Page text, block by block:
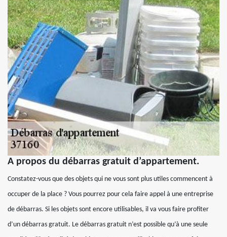
A propos du débarras gratuit d’appartement.
Constatez-vous que des objets qui ne vous sont plus utiles commencent à
occuper de la place ? Vous pourrez pour cela faire appel à une entreprise
de débarras. Si les objets sont encore utilisables, il va vous faire profiter
d’un débarras gratuit. Le débarras gratuit n’est possible qu’à une seule